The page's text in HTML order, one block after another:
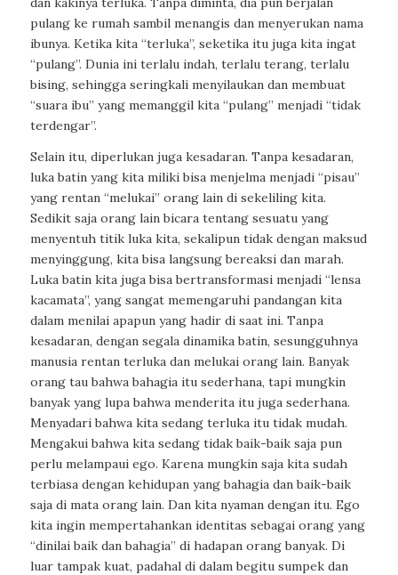
pulang ke rumah sambil menangis dan menyerukan nama
ibunya. Ketika kita “terluka”, seketika itu juga kita ingat
“pulang”. Dunia ini terlalu indah, terlalu terang, terlalu
bising, sehingga seringkali menyilaukan dan membuat
“suara ibu” yang memanggil kita “pulang” menjadi “tidak
terdengar”.
Selain itu, diperlukan juga kesadaran. Tanpa kesadaran,
luka batin yang kita miliki bisa menjelma menjadi “pisau”
yang rentan “melukai” orang lain di sekeliling kita.
Sedikit saja orang lain bicara tentang sesuatu yang
menyentuh titik luka kita, sekalipun tidak dengan maksud
menyinggung, kita bisa langsung bereaksi dan marah.
Luka batin kita juga bisa bertransformasi menjadi “lensa
kacamata”, yang sangat memengaruhi pandangan kita
dalam menilai apapun yang hadir di saat ini. Tanpa
kesadaran, dengan segala dinamika batin, sesungguhnya
manusia rentan terluka dan melukai orang lain. Banyak
orang tau bahwa bahagia itu sederhana, tapi mungkin
banyak yang lupa bahwa menderita itu juga sederhana.
Menyadari bahwa kita sedang terluka itu tidak mudah.
Mengakui bahwa kita sedang tidak baik-baik saja pun
perlu melampaui ego. Karena mungkin saja kita sudah
terbiasa dengan kehidupan yang bahagia dan baik-baik
saja di mata orang lain. Dan kita nyaman dengan itu. Ego
kita ingin mempertahankan identitas sebagai orang yang
“dinilai baik dan bahagia” di hadapan orang banyak. Di
luar tampak kuat, padahal di dalam begitu sumpek dan